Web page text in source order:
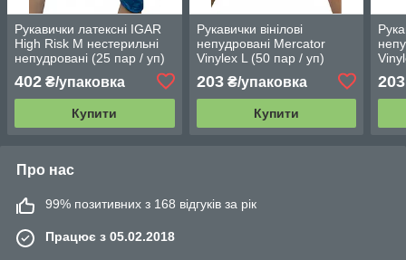
Рукавички латексні IGAR
High Risk M нестерильні
непудровані (25 пар / уп)
402 ₴/упаковка
Купити
Рукавички вінілові
непудровані Mercator
Vinylex L (50 пар / уп)
203₴/упаковка
Купити
203
Про нас
99% позитивних з 168 відгуків за рік
Працює з 05.02.2018